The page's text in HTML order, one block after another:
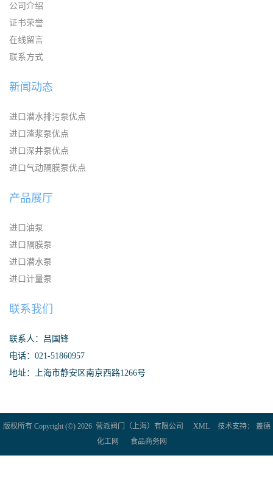
公司介绍
证书荣誉
在线留言
联系方式
新闻动态
进口潜水排污泵优点
进口渣浆泵优点
进口深井泵优点
进口气动隔膜泵优点
产品展厅
进口油泵
进口隔膜泵
进口潜水泵
进口计量泵
联系我们
联系人：吕国锋
电话：021-51860957
地址：上海市静安区南京西路1266号
版权所有 Copyright (©) 2026 营派阀门（上海）有限公司 XML 技术支持：
盖德
化工网
食品商务网